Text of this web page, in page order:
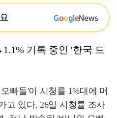
GoogleNews
기록 중인 '한국 드
빠들'이 시청률 1%대에 머
고 있다. 26일 시청률 조사